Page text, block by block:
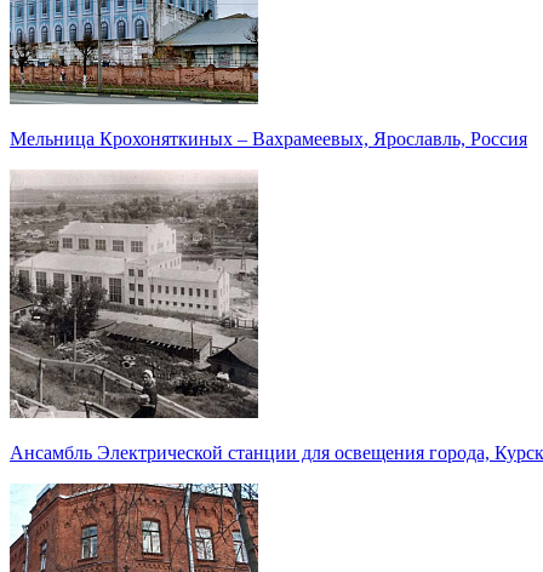
Мельница Крохоняткиных – Вахрамеевых, Ярославль, Россия
Ансамбль Электрической станции для освещения города,